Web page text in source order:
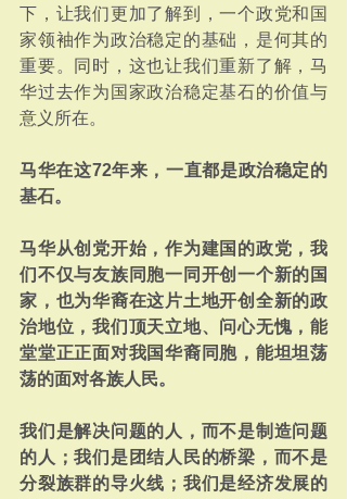
下，让我们更加了解到，一个政党和国
家领袖作为政治稳定的基础，是何其的
重要。同时，这也让我们重新了解，马
华过去作为国家政治稳定基石的价值与
意义所在。
马华在这72年来，一直都是政治稳定的
基石。
马华从创党开始，作为建国的政党，我
们不仅与友族同胞一同开创一个新的国
家，也为华裔在这片土地开创全新的政
治地位，我们顶天立地、问心无愧，能
堂堂正正面对我国华裔同胞，能坦坦荡
荡的面对各族人民。
我们是解决问题的人，而不是制造问题
的人；我们是团结人民的桥梁，而不是
分裂族群的导火线；我们是经济发展的